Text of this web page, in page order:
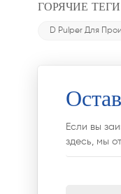
ГОРЯЧИЕ
D Pulper Для
Если вы
здесь, мы